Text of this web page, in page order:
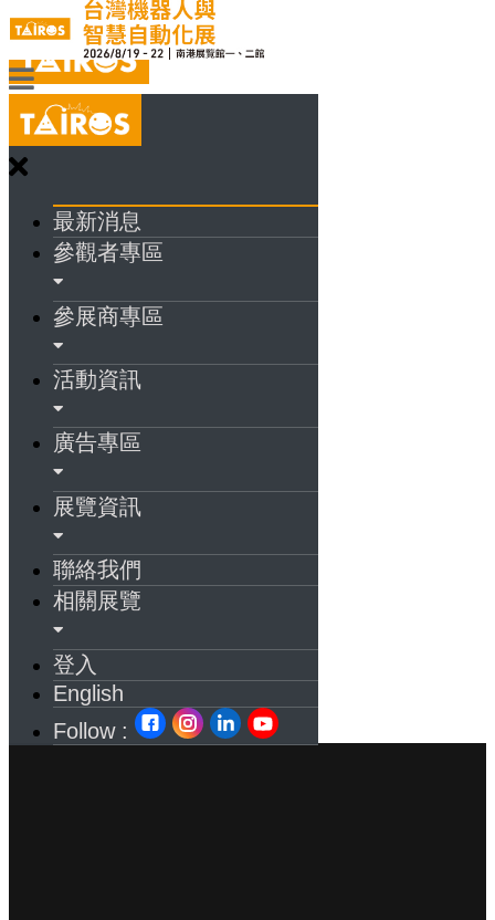
最新消息
參觀者專區
參展商專區
活動資訊
廣告專區
展覽資訊
聯絡我們
相關展覽
登入
English
Follow :